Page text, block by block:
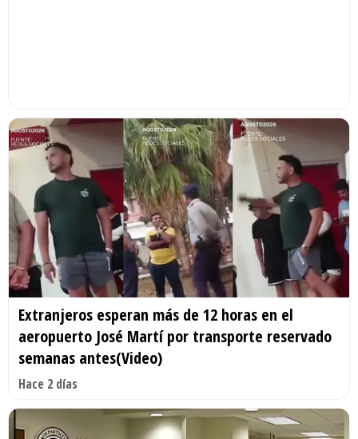
Extranjeros esperan más de 12 horas en el
aeropuerto José Martí por transporte reservado
semanas antes(Video)
Hace 2 días